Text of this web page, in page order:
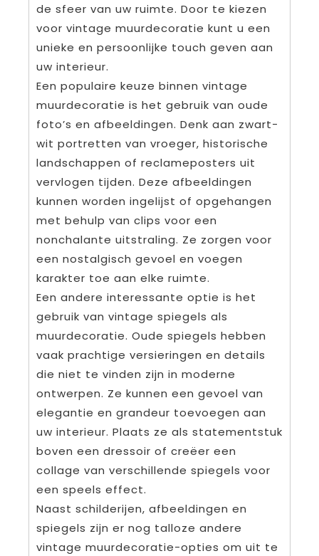
de sfeer van uw ruimte. Door te kiezen
voor vintage muurdecoratie kunt u een
unieke en persoonlijke touch geven aan
uw interieur.
Een populaire keuze binnen vintage
muurdecoratie is het gebruik van oude
foto’s en afbeeldingen. Denk aan zwart-
wit portretten van vroeger, historische
landschappen of reclameposters uit
vervlogen tijden. Deze afbeeldingen
kunnen worden ingelijst of opgehangen
met behulp van clips voor een
nonchalante uitstraling. Ze zorgen voor
een nostalgisch gevoel en voegen
karakter toe aan elke ruimte.
Een andere interessante optie is het
gebruik van vintage spiegels als
muurdecoratie. Oude spiegels hebben
vaak prachtige versieringen en details
die niet te vinden zijn in moderne
ontwerpen. Ze kunnen een gevoel van
elegantie en grandeur toevoegen aan
uw interieur. Plaats ze als statementstuk
boven een dressoir of creëer een
collage van verschillende spiegels voor
een speels effect.
Naast schilderijen, afbeeldingen en
spiegels zijn er nog talloze andere
vintage muurdecoratie-opties om uit te